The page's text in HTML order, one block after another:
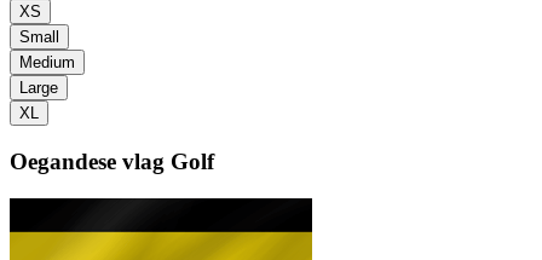
XS
Small
Medium
Large
XL
Oegandese vlag Golf